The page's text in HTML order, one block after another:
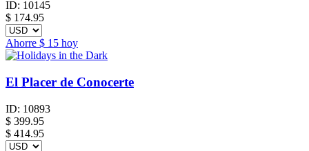
ID: 10145
$ 174.95
Ahorre $ 15 hoy
El Placer de Conocerte
ID: 10893
$ 399.95
$ 414.95